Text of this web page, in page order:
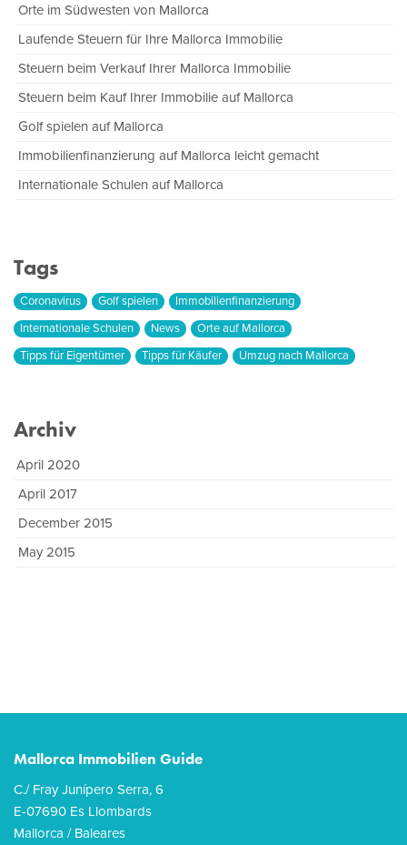
Orte im Südwesten von Mallorca
Laufende Steuern für Ihre Mallorca Immobilie
Steuern beim Verkauf Ihrer Mallorca Immobilie
Steuern beim Kauf Ihrer Immobilie auf Mallorca
Golf spielen auf Mallorca
Immobilienfinanzierung auf Mallorca leicht gemacht
Internationale Schulen auf Mallorca
Tags
Coronavirus Golf spielen
Immobilienfinanzierung
Internationale Schulen
News
Orte auf Mallorca
Tipps für Eigentümer
Tipps für Käufer Umzug nach Mallorca
Archiv
April 2020
April 2017
December 2015
May 2015
Mallorca Immobilien Guide
C./ Fray Junípero Serra, 6
E-07690 Es Llombards
Mallorca / Baleares